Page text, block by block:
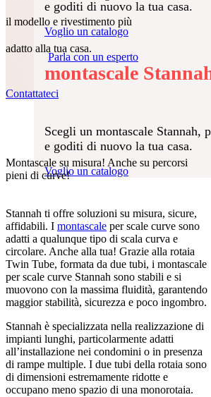
Ritrova la tua
indipendenza con un
montascale
Scegli un montascale Stannah,
e goditi di nuovo la tua casa.
Voglio un catalogo
fatto e i nostri esperti sono qui
a tutte le tue domande o dubbi.
Parla con un esperto
e goditi di nuovo la tua casa.
Voglio un catalogo
il modello e rivestimento più
adatto alla tua casa.
Contattateci
Montascale su misura! Anche su percorsi
pieni di curve!
Stannah ti offre soluzioni su misura, sicure,
affidabili. I montascale per scale curve sono
adatti a qualunque tipo di scala curva e
circolare. Anche alla tua! Grazie alla rotaia
Twin Tube, formata da due tubi, i montascale
per scale curve Stannah sono stabili e si
muovono con la massima fluidità, garantendo
maggior stabilità, sicurezza e poco ingombro.
Stannah è specializzata nella realizzazione di
impianti lunghi, particolarmente adatti
all’installazione nei condomini o in presenza
di rampe multiple. I due tubi della rotaia sono
di dimensioni estremamente ridotte e
occupano meno spazio di una monorotaia.